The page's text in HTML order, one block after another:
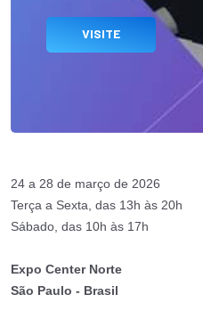
VISITE
24 a 28 de março de 2026
Terça a Sexta, das 13h às 20h
Sábado, das 10h às 17h
Expo Center Norte
São Paulo - Brasil